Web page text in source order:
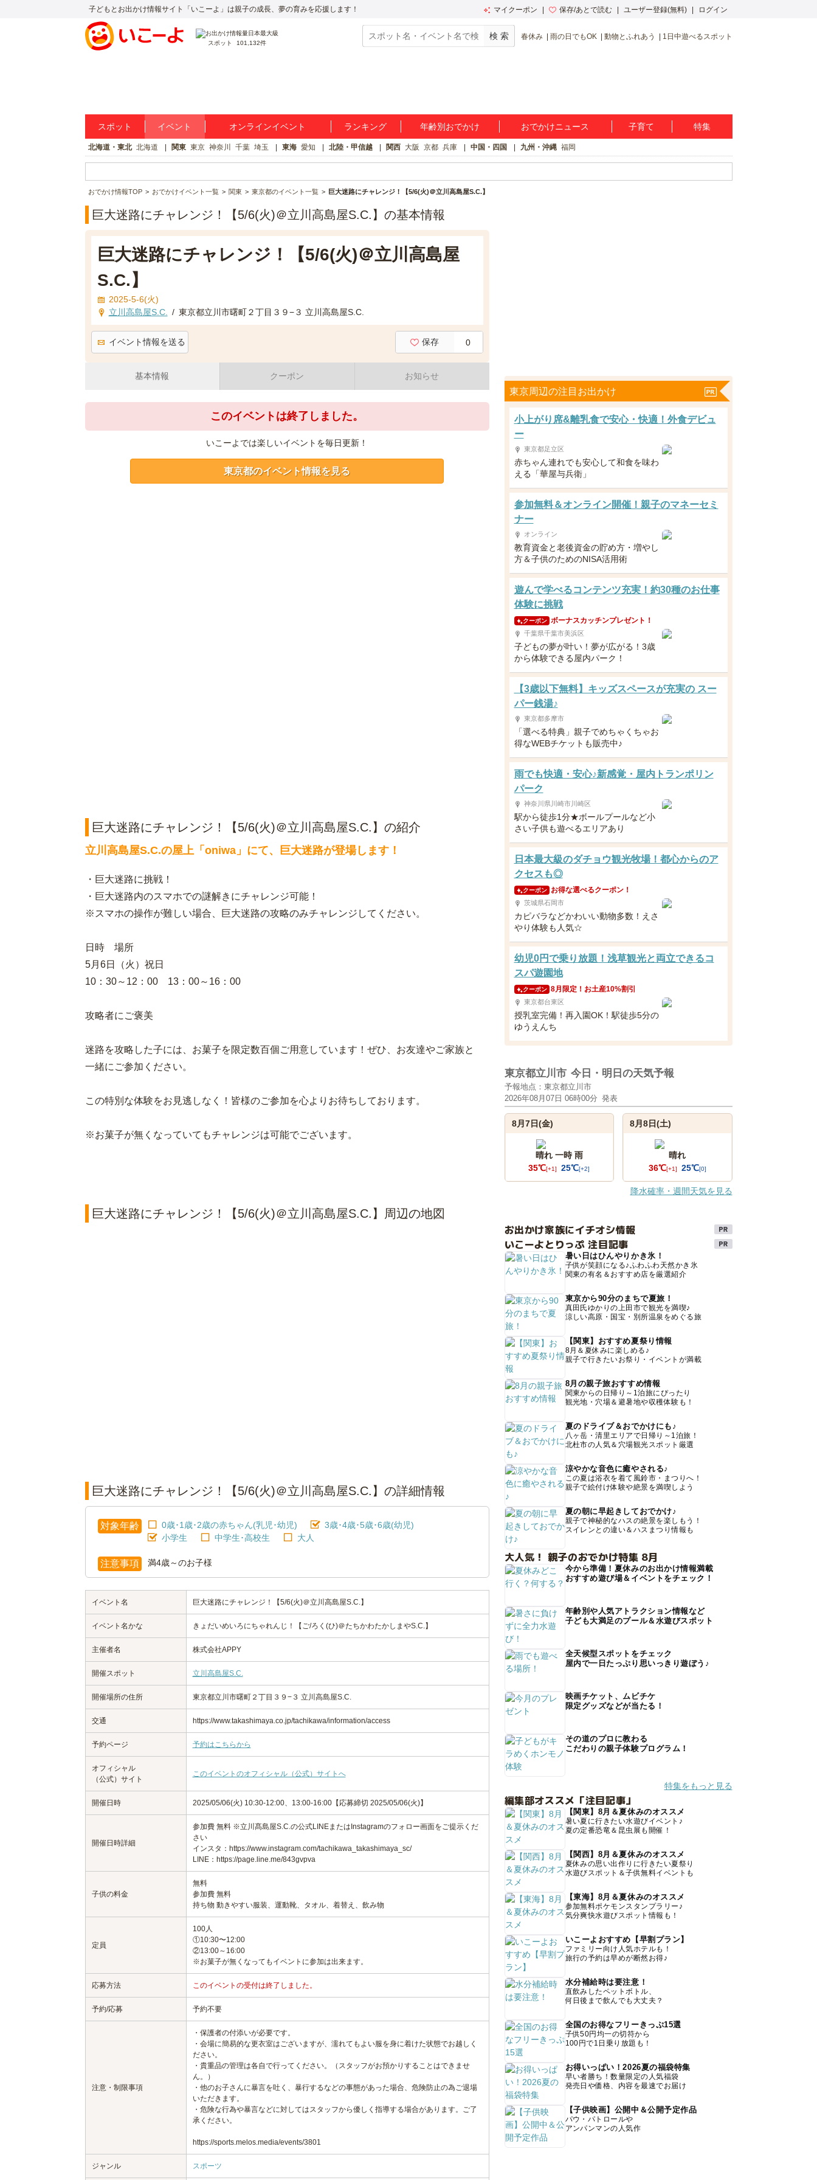
子どもとお出かけ情報サイト「いこーよ」は親子の成長、夢の育みを応援します！ マイクーポン 保存/あとで読む ユーザー登録(無料) ログイン
スポット 101,132件
春休み 雨の日でもOK 動物とふれあう 1日中遊べるスポット
スポット イベント オンラインイベント ランキング 年齢別おでかけ おでかけニュース 子育て 特集
北海道・東北 北海道 関東 東京 神奈川 千葉 埼玉 東海 愛知 北陸・甲信越 関西 大阪 京都 兵庫 中国・四国 九州・沖縄 福岡
おでかけ情報TOP おでかけイベント一覧 関東 東京都のイベント一覧 巨大迷路にチャレンジ！【5/6(火)＠立川高島屋S.C.】
巨大迷路にチャレンジ！【5/6(火)＠立川高島屋S.C.】の基本情報
巨大迷路にチャレンジ！【5/6(火)＠立川高島屋
S.C.】
2025-5-6(火)
立川高島屋S.C.
/ 東京都立川市曙町２丁目３９−３ 立川高島屋S.C.
イベント情報を送る 保存 0
基本情報 クーポン お知らせ
このイベントは終了しました。
いこーよでは楽しいイベントを毎日更新！
東京都のイベント情報を見る
巨大迷路にチャレンジ！【5/6(火)＠立川高島屋S.C.】の紹介
立川高島屋S.C.の屋上「oniwa」にて、巨大迷路が登場します！
・巨大迷路に挑戦！
・巨大迷路内のスマホでの謎解きにチャレンジ可能！
※スマホの操作が難しい場合、巨大迷路の攻略のみチャレンジしてください。
日時 場所
5月6日（火）祝日
10：30～12：00 13：00～16：00
攻略者にご褒美
迷路を攻略した子には、お菓子を限定数百個ご用意しています！ぜひ、お友達やご家族と
一緒にご参加ください。
この特別な体験をお見逃しなく！皆様のご参加を心よりお待ちしております。
※お菓子が無くなっていてもチャレンジは可能でございます。
巨大迷路にチャレンジ！【5/6(火)＠立川高島屋S.C.】周辺の地図
巨大迷路にチャレンジ！【5/6(火)＠立川高島屋S.C.】の詳細情報
対象年齢 0歳･1歳･2歳の赤ちゃん(乳児･幼児)
3歳･4歳･5歳･6歳(幼児)
小学生
中学生･高校生 大人
注意事項 満4歳～のお子様
イベント名 巨大迷路にチャレンジ！【5/6(火)＠立川高島屋S.C.】
イベント名かな きょだいめいろにちゃれんじ！【ご/ろく(ひ)＠たちかわたかしまやS.C.】
主催者名 株式会社APPY
開催スポット 立川高島屋S.C.
開催場所の住所 東京都立川市曙町２丁目３９−３ 立川高島屋S.C.
交通 https://www.takashimaya.co.jp/tachikawa/information/access
予約ページ 予約はこちらから
オフィシャル
（公式）サイト
このイベントのオフィシャル（公式）サイトへ
開催日時 2025/05/06(火) 10:30-12:00、13:00-16:00【応募締切 2025/05/06(火)】
開催日時詳細
参加費 無料 ※立川髙島屋S.C.の公式LINEまたはInstagramのフォロー画面をご提示くだ
さい
インスタ：https://www.instagram.com/tachikawa_takashimaya_sc/
LINE：https://page.line.me/843gvpva
子供の料金
無料
参加費 無料
持ち物 動きやすい服装、運動靴、タオル、着替え、飲み物
定員
100人
①10:30〜12:00
②13:00～16:00
※お菓子が無くなってもイベントに参加は出来ます。
応募方法 このイベントの受付は終了しました。
予約/応募 予約不要
注意・制限事項
・保護者の付添いが必要です。
・会場に簡易的な更衣室はございますが、濡れてもよい服を身に着けた状態でお越しく
ださい。
・貴重品の管理は各自で行ってください。（スタッフがお預かりすることはできませ
ん。）
・他のお子さんに暴言を吐く、暴行するなどの事態があった場合、危険防止の為ご退場
いただきます。
・危険な行為や暴言などに対してはスタッフから優しく指導する場合があります。ご了
承ください。
https://sports.melos.media/events/3801
ジャンル スポーツ
東京周辺の注目お出かけ
小上がり席&離乳食で安心・快適！外食デビュ
ー
東京都足立区
赤ちゃん連れでも安心して和食を味わ
える「華屋与兵衛」
参加無料＆オンライン開催！親子のマネーセミ
ナー
オンライン
教育資金と老後資金の貯め方・増やし
方＆子供のためのNISA活用術
遊んで学べるコンテンツ充実！約30種のお仕事
体験に挑戦
クーポン ボーナスカッチンプレゼント！
千葉県千葉市美浜区
子どもの夢が叶い！夢が広がる！3歳
から体験できる屋内パーク！
【3歳以下無料】キッズスペースが充実の スー
パー銭湯♪
東京都多摩市
「選べる特典」親子でめちゃくちゃお
得なWEBチケットも販売中♪
雨でも快適・安心♪新感覚・屋内トランポリン
パーク
神奈川県川崎市川崎区
駅から徒歩1分★ボールプールなど小
さい子供も遊べるエリアあり
日本最大級のダチョウ観光牧場！都心からのア
クセスも◎
クーポン お得な選べるクーポン！
茨城県石岡市
カピバラなどかわいい動物多数！えさ
やり体験も人気☆
幼児0円で乗り放題！浅草観光と両立できるコ
スパ遊園地
クーポン 8月限定！お土産10%割引
東京都台東区
授乳室完備！再入園OK！駅徒歩5分の
ゆうえんち
東京都立川市 今日・明日の天気予報
予報地点：東京都立川市
2026年08月07日 06時00分 発表
8月7日(金)
晴れ 一時 雨
35℃[+1] 25℃[+2]
8月8日(土)
晴れ
36℃[+1] 25℃[0]
降水確率・週間天気を見る
お出かけ家族にイチオシ情報
いこーよとりっぷ 注目記事
暑い日はひんやりかき氷！
子供が笑顔になる♪ふわふわ天然かき氷
関東の有名＆おすすめ店を厳選紹介
東京から90分のまちで夏旅！
真田氏ゆかりの上田市で観光を満喫♪
涼しい高原・国宝・別所温泉をめぐる旅
【関東】おすすめ夏祭り情報
8月＆夏休みに楽しめる♪
親子で行きたいお祭り・イベントが満載
8月の親子旅おすすめ情報
関東からの日帰り～1泊旅にぴったり
観光地・穴場＆避暑地や収穫体験も！
夏のドライブ＆おでかけにも♪
八ヶ岳・清里エリアで日帰り～1泊旅！
北杜市の人気＆穴場観光スポット厳選
涼やかな音色に癒やされる♪
この夏は浴衣を着て風鈴市・まつりへ！
親子で絵付け体験や絶景を満喫しよう
夏の朝に早起きしておでかけ♪
親子で神秘的なハスの絶景を楽しもう！
スイレンとの違い＆ハスまつり情報も
大人気！ 親子のおでかけ特集 8月
今から準備！夏休みのお出かけ情報満載
おすすめ遊び場＆イベントをチェック！
年齢別や人気アトラクション情報など
子ども大満足のプール＆水遊びスポット
全天候型スポットをチェック
屋内で一日たっぷり思いっきり遊ぼう♪
映画チケット、ムビチケ
限定グッズなどが当たる！
その道のプロに教わる
こだわりの親子体験プログラム！
特集をもっと見る
編集部オススメ「注目記事」
【関東】8月＆夏休みのオススメ
暑い夏に行きたい水遊びイベント♪
夏の定番恐竜＆昆虫展も開催！
【関西】8月＆夏休みのオススメ
夏休みの思い出作りに行きたい夏祭り
水遊びスポット＆子供無料イベントも
【東海】8月＆夏休みのオススメ
参加無料ポケモンスタンプラリー♪
気分爽快水遊びスポット情報も！
いこーよおすすめ【早割プラン】
ファミリー向け人気ホテルも！
旅行の予約は早めが断然お得♪
水分補給時は要注意！
直飲みしたペットボトル、
何日後まで飲んでも大丈夫？
全国のお得なフリーきっぷ15選
子供50円均一の切符から
100円で1日乗り放題も！
お得いっぱい！2026夏の福袋特集
早い者勝ち！数量限定の人気福袋
発売日や価格、内容を最速でお届け
【子供映画】公開中＆公開予定作品
パウ・パトロールや
アンパンマンの人気作